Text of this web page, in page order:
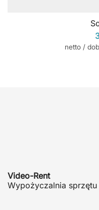
netto /
Video-Rent
Wypożyczalnia